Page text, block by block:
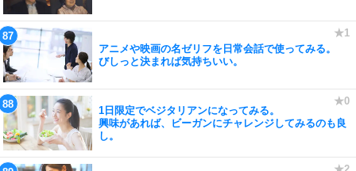
アニメや映画の名ゼリフを日常会話で使ってみる。
びしっと決まれば気持ちいい。
1日限定でベジタリアンになってみる。
興味があれば、ビーガンにチャレンジしてみるのも良
し。